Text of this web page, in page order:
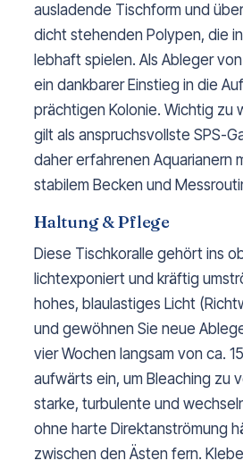
ausladende Tischform und
dicht stehenden Polypen, die
lebhaft spielen. Als Ableger
ein dankbarer Einstieg in die
prächtigen Kolonie. Wichtig zu
gilt als anspruchsvollste SPS-
daher erfahrenen Aquarianern
stabilem Becken und
Haltung & Pflege
Diese Tischkoralle gehört ins
lichtexponiert und kräftig
hohes, blaulastiges Licht
und gewöhnen Sie neue
vier Wochen langsam von ca.
aufwärts ein, um Bleaching zu
starke, turbulente und
ohne harte Direktanströmung
zwischen den Ästen fern.